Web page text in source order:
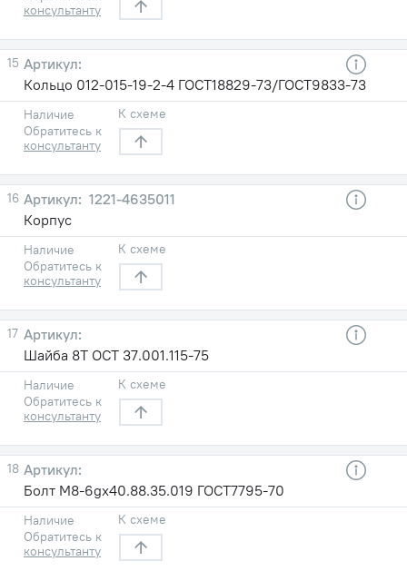
консультанту
15
Кольцо 012-015-19-2-4 ГОСТ18829-73/ГОСТ9833-73
Наличие
Обратитесь к
консультанту
К схеме
16
1221-4635011
Корпус
Наличие
Обратитесь к
консультанту
К схеме
17
Шайба 8Т ОСТ 37.001.115-75
Наличие
Обратитесь к
консультанту
К схеме
18
Болт М8-6gх40.88.35.019 ГОСТ7795-70
Наличие
Обратитесь к
консультанту
К схеме